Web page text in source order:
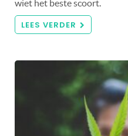
wiet het beste scoort.
LEES VERDER